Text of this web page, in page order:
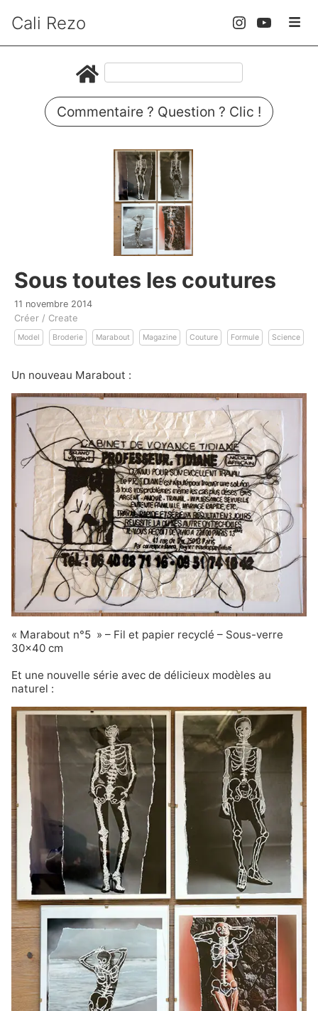
Cali Rezo
Commentaire ? Question ? Clic !
Sous toutes les coutures
11 novembre 2014
Créer / Create
Model Broderie Marabout Magazine Couture Formule Science
Un nouveau Marabout :
« Marabout n°5 » – Fil et papier recyclé – Sous-verre
30×40 cm
Et une nouvelle série avec de délicieux modèles au
naturel :